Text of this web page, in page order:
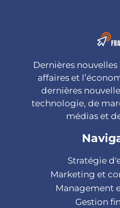
Dernières nouvelles
affaires et
dernières
technologie, de
médias et
Stratégie
Marketing et
Management
Gestion